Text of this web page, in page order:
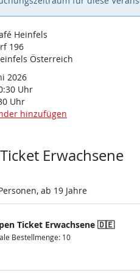
Heinfels
196
Österreich
2026
Uhr
Uhr
hinzufügen
Erwachsene
ab 19 Jahre
Ticket Erwachsene 🇩🇪
Bestellmenge: 10